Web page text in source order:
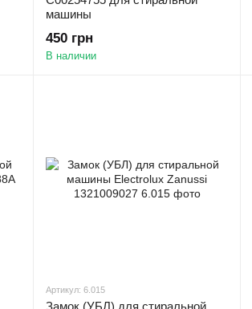
машины
450 грн
В наличии
Артикул: 6.015
Замок (УБЛ) для стиральной